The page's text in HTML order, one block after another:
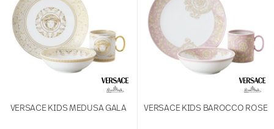
VERSACE KIDS MEDUSA GALA VERSACE KIDS BAROCCO ROSE